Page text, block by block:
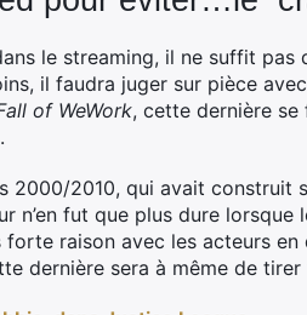
le streaming, il ne suffit pas
il faudra juger sur pièce
of WeWork, cette dernière se
2000/2010, qui avait construit
n’en fut que plus dure
raison avec les acteurs
dernière sera à même de